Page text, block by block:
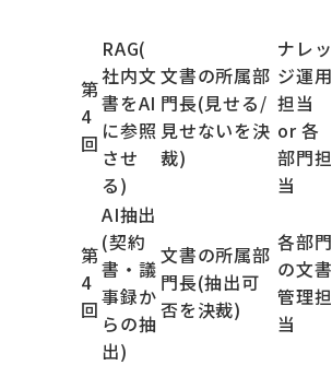
第
4
回
RAG(
社内文
書をAI
に参照
させ
る)
文書の所属部
門長(見せる/
見せないを決
裁)
ナレッ
ジ運用
担当
or 各
部門担
当
第
4
回
AI抽出
(契約
書・議
事録か
らの抽
出)
文書の所属部
門長(抽出可
否を決裁)
各部門
の文書
管理担
当